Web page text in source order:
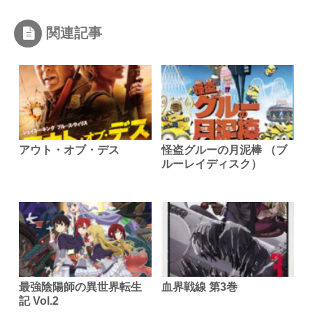
関連記事
アウト・オブ・デス
怪盗グルーの月泥棒 （ブ
ルーレイディスク）
最強陰陽師の異世界転生
記 Vol.2
血界戦線 第3巻